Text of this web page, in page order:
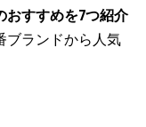
おすすめを7つ紹介
ブランドから人気